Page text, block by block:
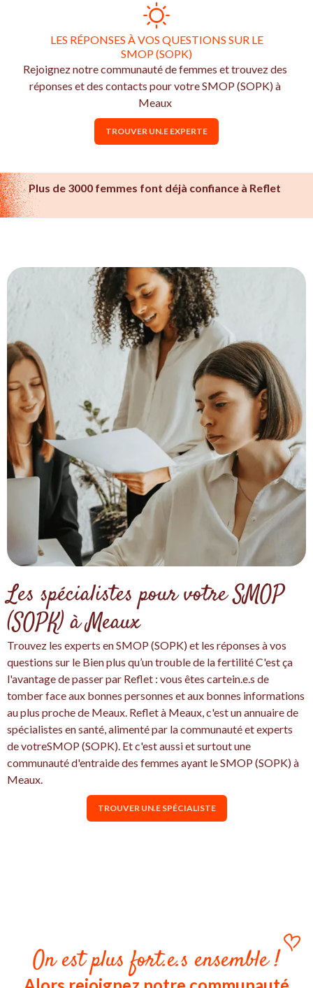
LES RÉPONSES À VOS QUESTIONS SUR LE
SMOP (SOPK)
Rejoignez notre communauté de femmes et trouvez des
réponses et des contacts pour votre SMOP (SOPK) à
Meaux
TROUVER UN.E EXPERTE
Plus de 3000 femmes font déjà confiance à Reflet
Les spécialistes pour votre SMOP
(SOPK) à Meaux
Trouvez les experts en SMOP (SOPK) et les réponses à vos
questions sur le Bien plus qu’un trouble de la fertilité C'est ça
l'avantage de passer par Reflet : vous êtes cartein.e.s de
tomber face aux bonnes personnes et aux bonnes informations
au plus proche de Meaux. Reflet à Meaux, c'est un annuaire de
spécialistes en santé, alimenté par la communauté et experts
de votreSMOP (SOPK). Et c'est aussi et surtout une
communauté d'entraide des femmes ayant le SMOP (SOPK) à
Meaux.
TROUVER UN.E SPÉCIALISTE
On est plus fort.e.s ensemble !